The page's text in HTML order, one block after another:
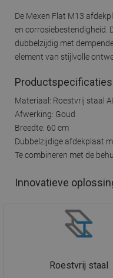
De Mexen Flat M13
en corrosiebestendigheid.
dubbelzijdig met
element van stijlvolle
Materiaal: Roestvrij staal
Afwerking: Goud
Breedte: 60 cm
Dubbelzijdige afdekplaat
Te combineren met de
Innovatieve
Roestvrij staal